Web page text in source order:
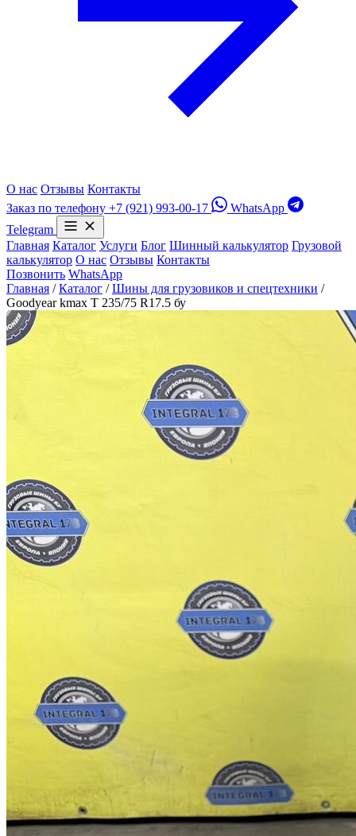
О нас Отзывы Контакты
Заказ по телефону +7 (921) 993-00-17
WhatsApp
Telegram
Главная Каталог Услуги Блог Шинный калькулятор Грузовой
калькулятор О нас Отзывы Контакты
Позвонить WhatsApp
Главная / Каталог / Шины для грузовиков и спецтехники /
Goodyear kmax T 235/75 R17.5 бу